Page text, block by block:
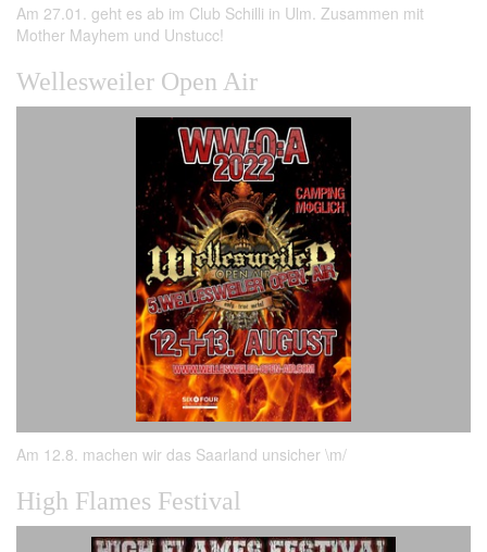
Am 27.01. geht es ab im Club Schilli in Ulm. Zusammen mit
Mother Mayhem und Unstucc!
Wellesweiler Open Air
Am 12.8. machen wir das Saarland unsicher \m/
High Flames Festival